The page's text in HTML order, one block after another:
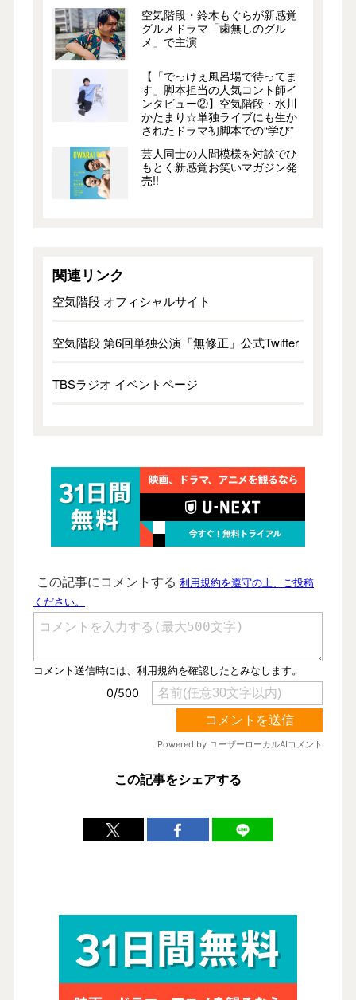
空気階段・鈴木もぐらが新感覚
グルメドラマ「歯無しのグル
メ」で主演
【「でっけぇ風呂場で待ってま
す」脚本担当の人気コント師イ
ンタビュー②】空気階段・水川
かたまり☆単独ライブにも生か
されたドラマ初脚本での“学び”
芸人同士の人間模様を対談でひ
もとく新感覚お笑いマガジン発
売!!
関連リンク
空気階段 オフィシャルサイト
空気階段 第6回単独公演「無修正」公式Twitter
TBSラジオ イベントページ
この記事をシェアする